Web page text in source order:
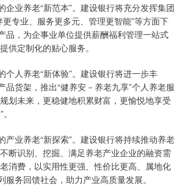
业养老“新范本”。建设银行将充分发挥集团
专业、服务更多元、管理更智能”等方面下
品，为企事业单位提供薪酬福利管理一站式
供定制化的贴心服务。
人养老“新体验”。建设银行将进一步丰
品货架，推出“健养安－养老九享”个人养老服
划未来，更稳健地积累财富，更愉悦地享受
业养老“新探索”。建设银行将持续推动养老
断识别、挖掘、满足养老产业企业的融资需
消费，以实用性更强、性价比更高、属地化
服务回馈社会，助力产业高质量发展。